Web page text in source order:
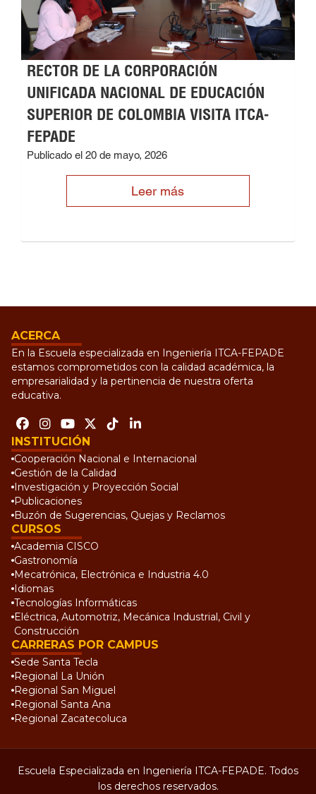
RECTOR DE LA CORPORACIÓN
UNIFICADA NACIONAL DE EDUCACIÓN
SUPERIOR DE COLOMBIA VISITA ITCA-
FEPADE
Publicado el 20 de mayo, 2026
Leer más
ACERCA
En la Escuela especializada en Ingeniería ITCA-FEPADE
estamos comprometidos con la calidad académica, la
empresarialidad y la pertinencia de nuestra oferta
educativa.
INSTITUCIÓN
Cooperación Nacional e Internacional
Gestión de la Calidad
Investigación y Proyección Social
Publicaciones
Buzón de Sugerencias, Quejas y Reclamos
CURSOS
Academia CISCO
Gastronomía
Mecatrónica, Electrónica e Industria 4.0
Idiomas
Tecnologías Informáticas
Eléctrica, Automotriz, Mecánica Industrial, Civil y
Construcción
CARRERAS POR CAMPUS
Sede Santa Tecla
Regional La Unión
Regional San Miguel
Regional Santa Ana
Regional Zacatecoluca
Escuela Especializada en Ingeniería ITCA-FEPADE. Todos
los derechos reservados.